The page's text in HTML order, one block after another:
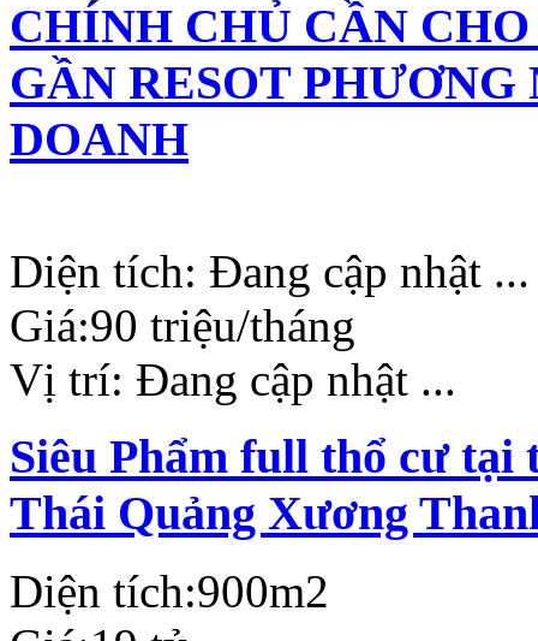
CHÍNH CHỦ CẦN
GẦN RESOT
DOANH
Diện tích: Đang cập nhật ...
Giá:90 triệu/tháng
Vị trí: Đang cập nhật ...
Siêu Phẩm full thổ cư
Thái Quảng Xương
Diện tích:900m2